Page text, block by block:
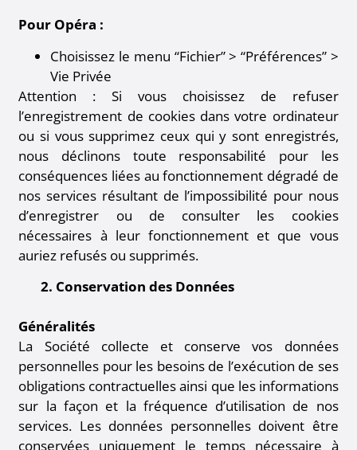
Pour Opéra :
Choisissez le menu “Fichier” > “Préférences” >
Vie Privée
Attention : Si vous choisissez de refuser
l’enregistrement de cookies dans votre ordinateur
ou si vous supprimez ceux qui y sont enregistrés,
nous déclinons toute responsabilité pour les
conséquences liées au fonctionnement dégradé de
nos services résultant de l’impossibilité pour nous
d’enregistrer ou de consulter les cookies
nécessaires à leur fonctionnement et que vous
auriez refusés ou supprimés.
2. Conservation des Données
Généralités
La Société collecte et conserve vos données
personnelles pour les besoins de l’exécution de ses
obligations contractuelles ainsi que les informations
sur la façon et la fréquence d’utilisation de nos
services. Les données personnelles doivent être
conservées uniquement le temps nécessaire à